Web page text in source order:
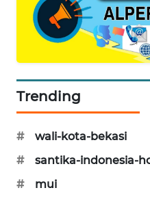
Trending
#
wali-kota-bekasi
#
santika-indonesia-
#
mui
SONYA
ASA